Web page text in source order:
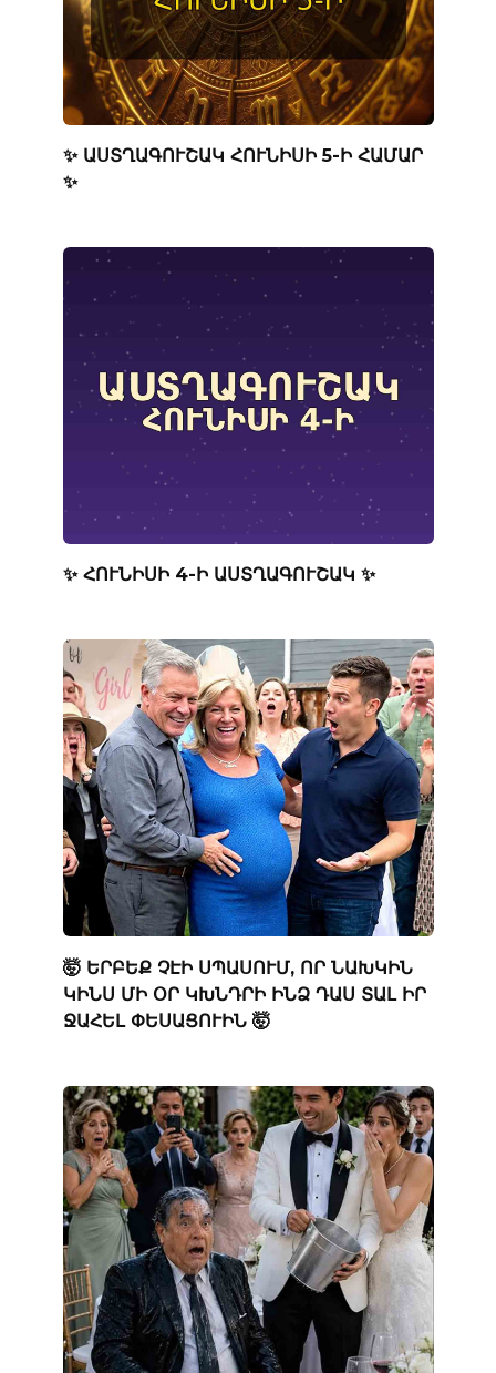
✨ ԱՍՏՂԱԳՈՒՇԱԿ ՀՈՒՆԻՍԻ 5-Ի ՀԱՄԱՐ
✨
✨ ՀՈՒՆԻՍԻ 4-Ի ԱՍՏՂԱԳՈՒՇԱԿ ✨
🤯 ԵՐԲԵՔ ՉԷԻ ՍՊԱՍՈՒՄ, ՈՐ ՆԱԽԿԻՆ
ԿԻՆՍ ՄԻ ՕՐ ԿԽՆԴՐԻ ԻՆՁ ԴԱՍ ՏԱԼ ԻՐ
ՋԱՀԵԼ ՓԵՍԱՑՈՒԻՆ 🤯